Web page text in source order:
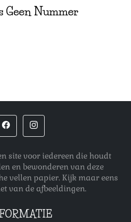
Geen Nummer
site voor iedereen die houdt
en bewonderen van deze
vellen papier. Kijk maar eens
van de afbeeldingen.